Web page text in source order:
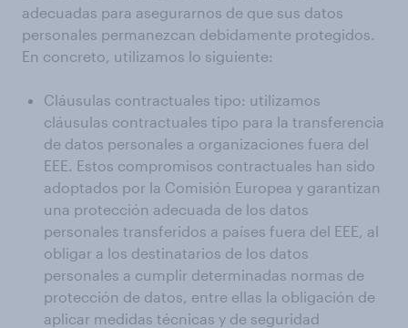
adecuadas para asegurarnos de que sus datos
personales permanezcan debidamente protegidos.
En concreto, utilizamos lo siguiente:
Cláusulas contractuales tipo: utilizamos
cláusulas contractuales tipo para la transferencia
de datos personales a organizaciones fuera del
EEE. Estos compromisos contractuales han sido
adoptados por la Comisión Europea y garantizan
una protección adecuada de los datos
personales transferidos a países fuera del EEE, al
obligar a los destinatarios de los datos
personales a cumplir determinadas normas de
protección de datos, entre ellas la obligación de
aplicar medidas técnicas y de seguridad